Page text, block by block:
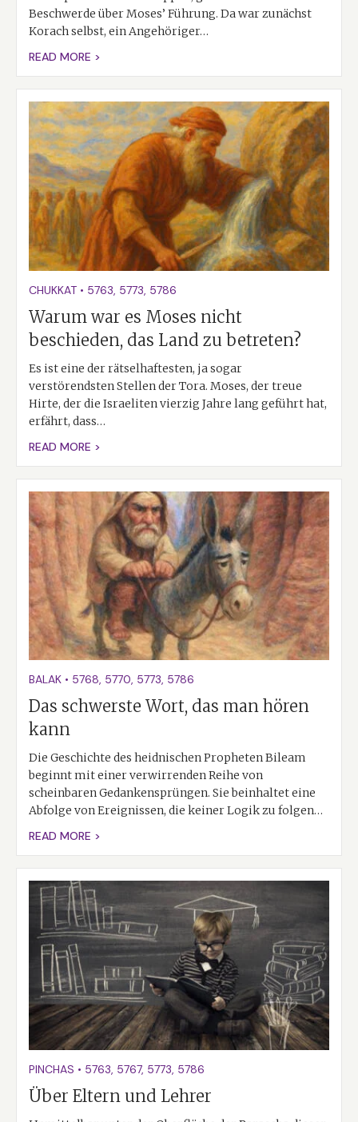
Beschwerde über Moses’ Führung. Da war zunächst
Korach selbst, ein Angehöriger…
READ MORE >
CHUKKAT • 5763, 5773, 5786
Warum war es Moses nicht
beschieden, das Land zu betreten?
Es ist eine der rätselhaftesten, ja sogar
verstörendsten Stellen der Tora. Moses, der treue
Hirte, der die Israeliten vierzig Jahre lang geführt hat,
erfährt, dass…
READ MORE >
BALAK • 5768, 5770, 5773, 5786
Das schwerste Wort, das man hören
kann
Die Geschichte des heidnischen Propheten Bileam
beginnt mit einer verwirrenden Reihe von
scheinbaren Gedankensprüngen. Sie beinhaltet eine
Abfolge von Ereignissen, die keiner Logik zu folgen…
READ MORE >
PINCHAS • 5763, 5767, 5773, 5786
Über Eltern und Lehrer